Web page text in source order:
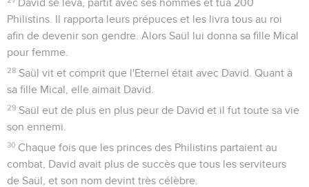
David se leva, partit avec ses hommes et tua 200
Philistins. Il rapporta leurs prépuces et les livra tous au roi
afin de devenir son gendre. Alors Saül lui donna sa fille Mical
pour femme.
28 Saül vit et comprit que l'Eternel était avec David. Quant à
sa fille Mical, elle aimait David.
29 Saül eut de plus en plus peur de David et il fut toute sa vie
son ennemi.
30 Chaque fois que les princes des Philistins partaient au
combat, David avait plus de succès que tous les serviteurs
de Saül, et son nom devint très célèbre.